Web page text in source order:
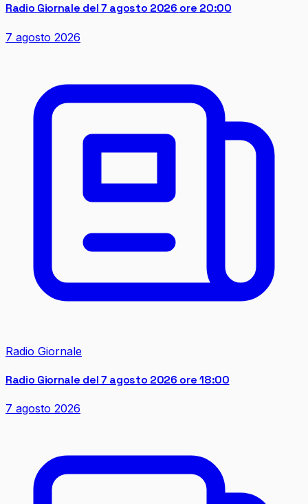
Radio Giornale del 7 agosto 2026 ore 20:00
7 agosto 2026
Radio Giornale
Radio Giornale del 7 agosto 2026 ore 18:00
7 agosto 2026